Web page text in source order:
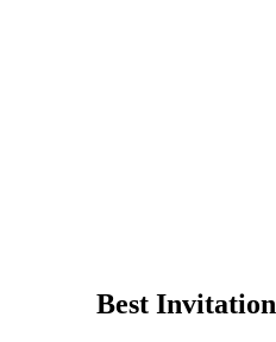
Best Invitation